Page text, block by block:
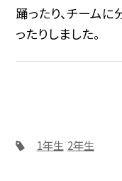
踊ったり、チーム
ったりしました。
1年生 2年生